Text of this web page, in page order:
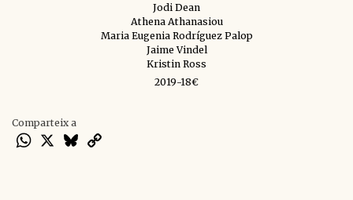
Jodi Dean
Athena Athanasiou
Maria Eugenia Rodríguez Palop
Jaime Vindel
Kristin Ross
2019-18€
Comparteix a
WhatsApp
X Bluesky